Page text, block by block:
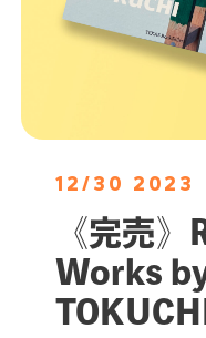
12/30 2023
《完売
Works
TOKUCHI